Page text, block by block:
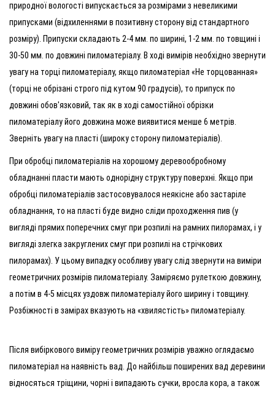
природної вологості випускається за розмірами з невеликими
припусками (відхиленнями в позитивну сторону від стандартного
розміру). Припуски складають 2-4 мм. по ширині, 1-2 мм. по товщині і
30-50 мм. по довжині пиломатеріалу. В ході вимірів необхідно звернути
увагу на торці пиломатеріалу, якщо пиломатеріал «Не торцованная»
(торці не обрізані строго під кутом 90 градусів), то припуск по
довжині обов'язковий, так як в ході самостійної обрізки
пиломатеріалу його довжина може виявитися менше 6 метрів.
Зверніть увагу на пласті (широку сторону пиломатеріалів).
При обробці пиломатеріалів на хорошому деревообробному
обладнанні пласти мають однорідну структуру поверхні. Якщо при
обробці пиломатеріалів застосовувалося неякісне або застаріле
обладнання, то на пласті буде видно сліди проходження пив (у
вигляді прямих поперечних смуг при розпилі на рамних пилорамах, і у
вигляді злегка закруглених смуг при розпилі на стрічкових
пилорамах). У цьому випадку особливу увагу слід звернути на виміри
геометричних розмірів пиломатеріалу. Заміряємо рулеткою довжину,
а потім в 4-5 місцях уздовж пиломатеріалу його ширину і товщину.
Розбіжності в замірах вказують на «хвилястість» пиломатеріалу.
Після вибіркового виміру геометричних розмірів уважно оглядаємо
пиломатеріал на наявність вад. До найбільш поширених вад деревини
відносяться тріщини, чорні і випадають сучки, вросла кора, а також